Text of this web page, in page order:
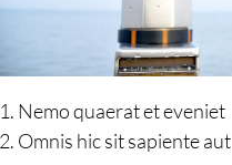
Nemo quaerat et eveniet
Omnis hic sit sapiente aut